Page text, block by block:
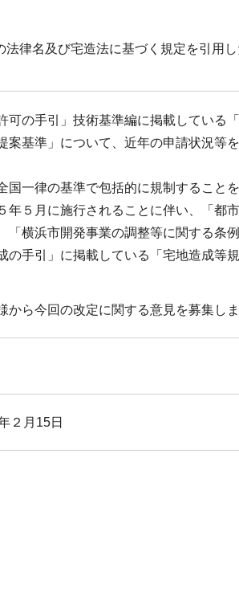
法律名及び宅造法に基づく規定を引用
の手引」技術基準編に掲載している
案基準」について、近年の申請状況等
一律の基準で包括的に規制すること
年５月に施行されることに伴い、「都
「横浜市開発事業の調整等に関する条
の手引」に掲載している「宅地造成等
ら今回の改定に関する意見を募集しま
２月15日